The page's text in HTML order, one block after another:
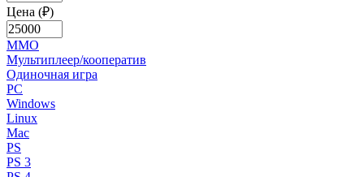
Цена (₽)
MMO
Мультиплеер/кооператив
Одиночная игра
PC
Windows
Linux
Mac
PS
PS 3